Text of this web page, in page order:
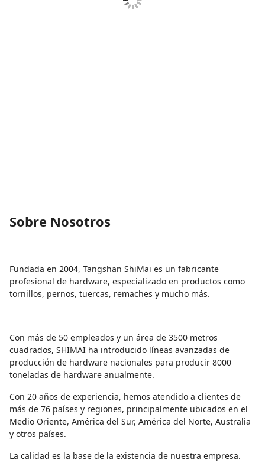
Sobre Nosotros
Fundada en 2004, Tangshan ShiMai es un fabricante
profesional de hardware, especializado en productos como
tornillos, pernos, tuercas, remaches y mucho más.
Con más de 50 empleados y un área de 3500 metros
cuadrados, SHIMAI ha introducido líneas avanzadas de
producción de hardware nacionales para producir 8000
toneladas de hardware anualmente.
Con 20 años de experiencia, hemos atendido a clientes de
más de 76 países y regiones, principalmente ubicados en el
Medio Oriente, América del Sur, América del Norte, Australia
y otros países.
La calidad es la base de la existencia de nuestra empresa.